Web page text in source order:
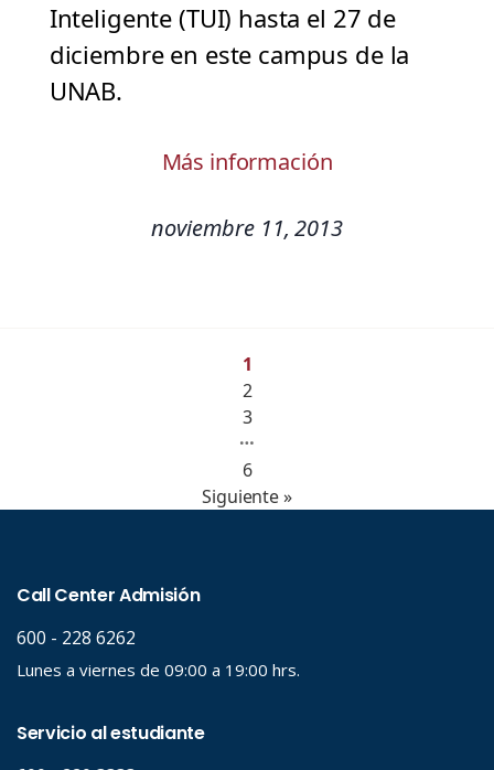
Inteligente (TUI) hasta el 27 de
diciembre en este campus de la
UNAB.
Más información
noviembre 11, 2013
1
2
3
…
6
Siguiente »